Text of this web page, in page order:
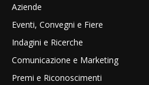
Aziende
Eventi, Convegni e Fiere
Indagini e Ricerche
Comunicazione e Marketing
Premi e Riconoscimenti